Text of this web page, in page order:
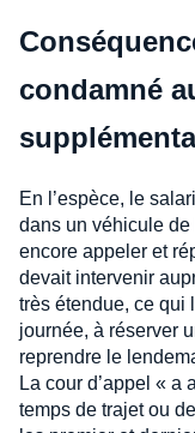
condamné
En l’espèce, le
dans un véhicule
encore appeler et
devait intervenir
très étendue, ce qui
journée, à réserver
reprendre le
La cour d’appel « a
temps de trajet ou